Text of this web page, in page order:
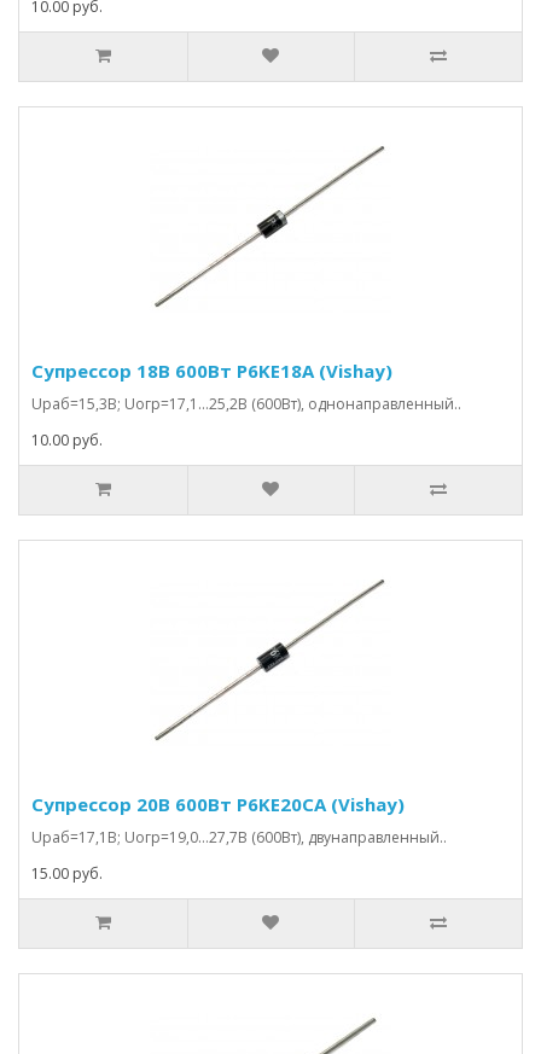
10.00 руб.
Супрессор 18В 600Вт P6KE18A (Vishay)
Uраб=15,3В; Uогр=17,1…25,2В (600Вт), однонаправленный..
10.00 руб.
Супрессор 20В 600Вт P6KE20CA (Vishay)
Uраб=17,1В; Uогр=19,0…27,7В (600Вт), двунаправленный..
15.00 руб.